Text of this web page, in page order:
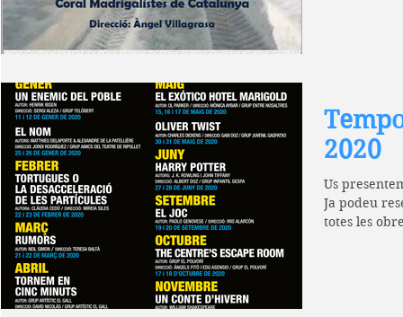
2020
Us
Ja podeu
totes les